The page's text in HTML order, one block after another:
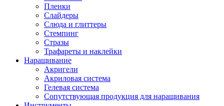
Пленки
Слайдеры
Слюда и глиттеры
Стемпинг
Стразы
Трафареты и наклейки
Наращивание
Акригели
Акриловая система
Гелевая система
Сопутствующая продукция для наращивания